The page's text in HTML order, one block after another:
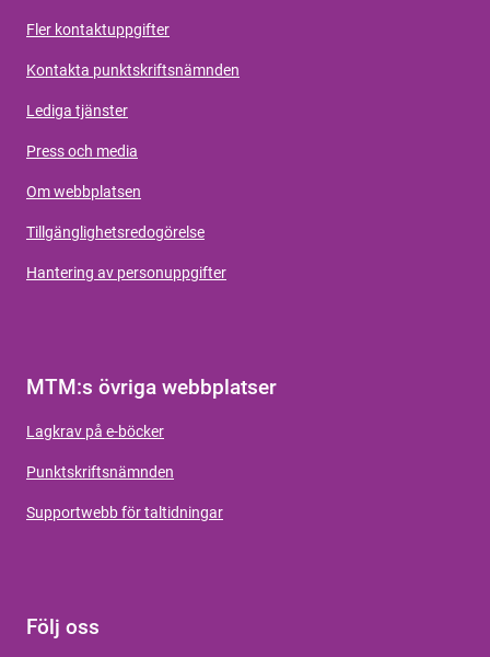
Fler kontaktuppgifter
Kontakta punktskriftsnämnden
Lediga tjänster
Press och media
Om webbplatsen
Tillgänglighetsredogörelse
Hantering av personuppgifter
MTM:s övriga webbplatser
Lagkrav på e-böcker
Punktskriftsnämnden
Supportwebb för taltidningar
Följ oss